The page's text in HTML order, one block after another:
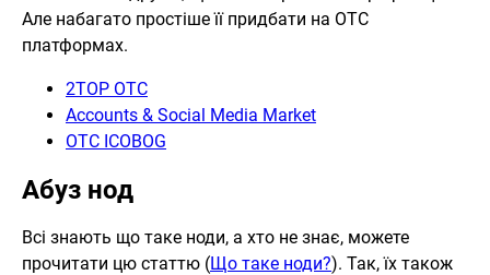
Але набагато простіше її придбати на ОТС
платформах.
2TOP OTC
Accounts & Social Media Market
OTC ICOBOG
Абуз нод
Всі знають що таке ноди, а хто не знає, можете
прочитати цю статтю (Що таке ноди?). Так, їх також